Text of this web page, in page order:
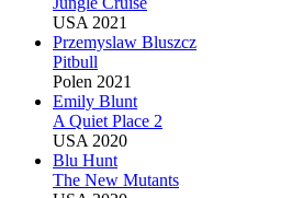
USA 2021
Przemyslaw Bluszcz
Pitbull
Polen 2021
Emily Blunt
A Quiet Place 2
USA 2020
Blu Hunt
The New Mutants